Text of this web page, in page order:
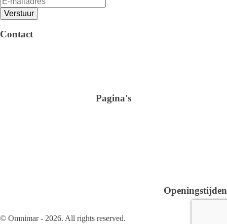
Verstuur
Contact
Pagina's
Openingstijden
© Omnimar - 2026. All rights reserved.